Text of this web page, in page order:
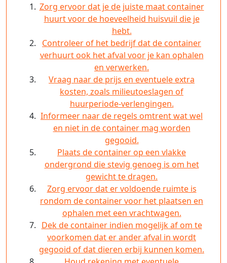
Zorg ervoor dat je de juiste maat container
huurt voor de hoeveelheid huisvuil die je
hebt.
Controleer of het bedrijf dat de container
verhuurt ook het afval voor je kan ophalen
en verwerken.
Vraag naar de prijs en eventuele extra
kosten, zoals milieutoeslagen of
huurperiode-verlengingen.
Informeer naar de regels omtrent wat wel
en niet in de container mag worden
gegooid.
Plaats de container op een vlakke
ondergrond die stevig genoeg is om het
gewicht te dragen.
Zorg ervoor dat er voldoende ruimte is
rondom de container voor het plaatsen en
ophalen met een vrachtwagen.
Dek de container indien mogelijk af om te
voorkomen dat er ander afval in wordt
gegooid of dat dieren erbij kunnen komen.